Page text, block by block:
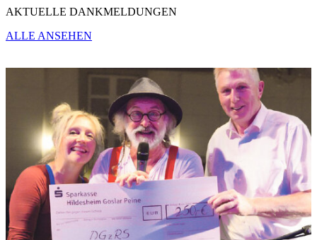
AKTUELLE DANKMELDUNGEN
ALLE ANSEHEN